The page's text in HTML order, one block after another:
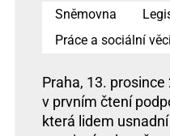
Sněmovna
Práce a sociální věci
Praha, 13.
v prvním čtení
která lidem